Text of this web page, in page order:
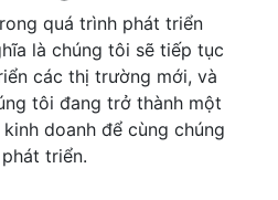
quá trình phát triển
là chúng tôi sẽ tiếp tục
các thị trường mới, và
tôi đang trở thành một
doanh để cùng chúng
triển.